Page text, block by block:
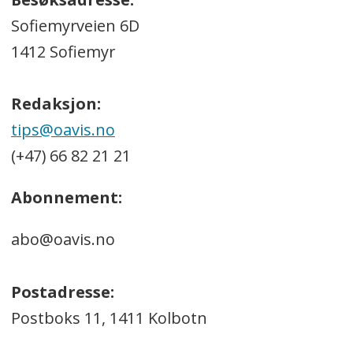
Sofiemyrveien 6D
1412 Sofiemyr
Redaksjon:
tips@oavis.no
(+47) 66 82 21 21
Abonnement:
abo@oavis.no
Postadresse:
Postboks 11, 1411 Kolbotn